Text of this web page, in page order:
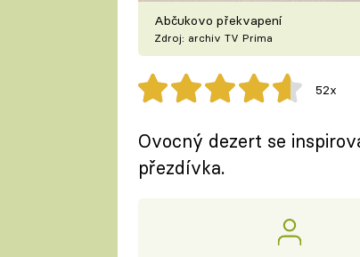
Abčukovo překvapení
Zdroj: archiv TV Prima
52x
Ovocný dezert se
přezdívka.